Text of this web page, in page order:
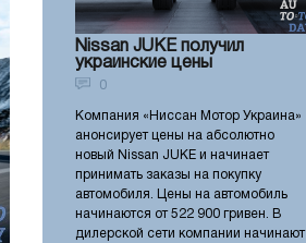
Nissan JUKE получил
украинские цены
0
Компания «Ниссан Мотор Украина»
анонсирует цены на абсолютно
новый Nissan JUKE и начинает
принимать заказы на покупку
автомобиля. Цены на автомобиль
начинаются от 522 900 гривен. В
дилерской сети компании начинают